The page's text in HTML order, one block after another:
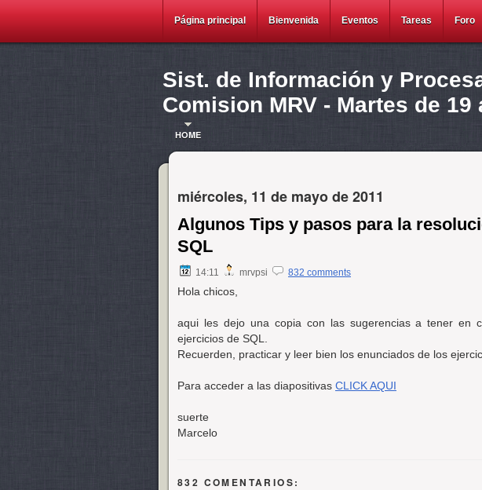
Página principal Bienvenida Eventos Tareas Foro
Sist. de Información y
Comision MRV - Martes de 19
HOME
miércoles, 11 de mayo de 2011
Algunos Tips y pasos para la
SQL
14:11 mrvpsi 832 comments
Hola chicos,
aqui les dejo una copia con las sugerencias a tener en
ejercicios de SQL.
Recuerden, practicar y leer bien los enunciados de los
Para acceder a las diapositivas CLICK AQUI
suerte
Marcelo
832 COMENTARIOS: